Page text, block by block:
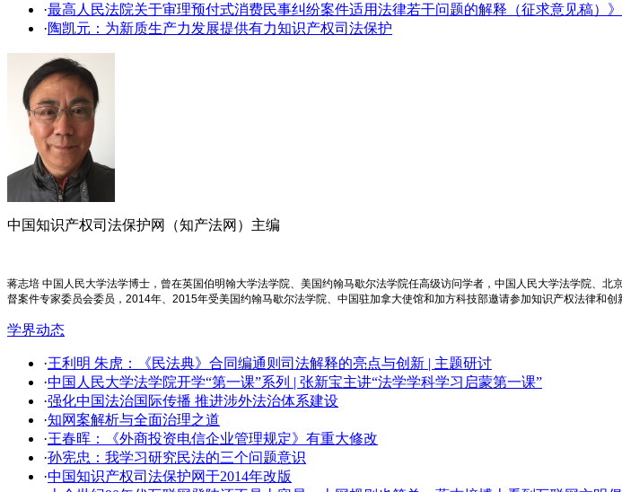
·最高人民法院关于审理预付式消费民事纠纷案件适用法律若干问题的解释（征求意见稿）
·陶凯元：为新质生产力发展提供有力知识产权司法保护
中国知识产权司法保护网（知产法网）主编
蒋志培 中国人民大学法学博士，曾在英国伯明翰大学法学院、美国约翰马歇尔法学院任高级访问学者，中国人民大学法学院、
督案件专家委员会委员，2014年、2015年受美国约翰马歇尔法学院、中国驻加拿大使馆和加方科技部邀请参加知识产权法律和
学界动态
·王利明 朱虎：《民法典》合同编通则司法解释的亮点与创新 | 主题研讨
·中国人民大学法学院开学​“第一课”系列 | 张新宝主讲“法学学科学习启蒙第一课”
·强化中国法治国际传播 推进涉外法治体系建设
·知网案解析与全面治理之道
·王春晖：《外商投资电信企业管理规定》有重大修改
·孙宪忠：我学习研究民法的三个问题意识
·中国知识产权司法保护网于2014年改版